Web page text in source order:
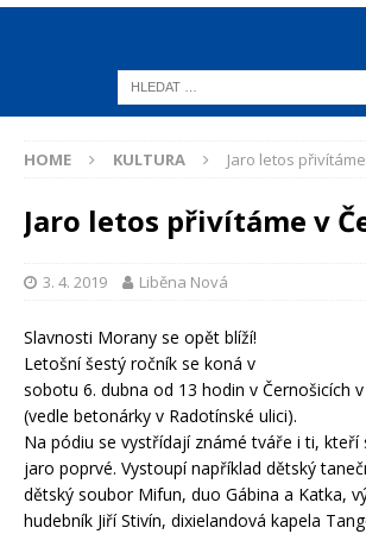
HOME KULTURA Jaro letos
Jaro letos přivítáme v
3. 4. 2019 Liběna Nová
Slavnosti Morany se opět blíží!
Letošní šestý ročník se koná v
sobotu 6. dubna od 13 hodin v Černošicích
(vedle betonárky v Radotínské ulici).
Na pódiu se vystřídají známé tváře i ti, kteří
jaro poprvé. Vystoupí například dětský
dětský soubor Mifun, duo Gábina a Katka,
hudebník Jiří Stivín, dixielandová kapela